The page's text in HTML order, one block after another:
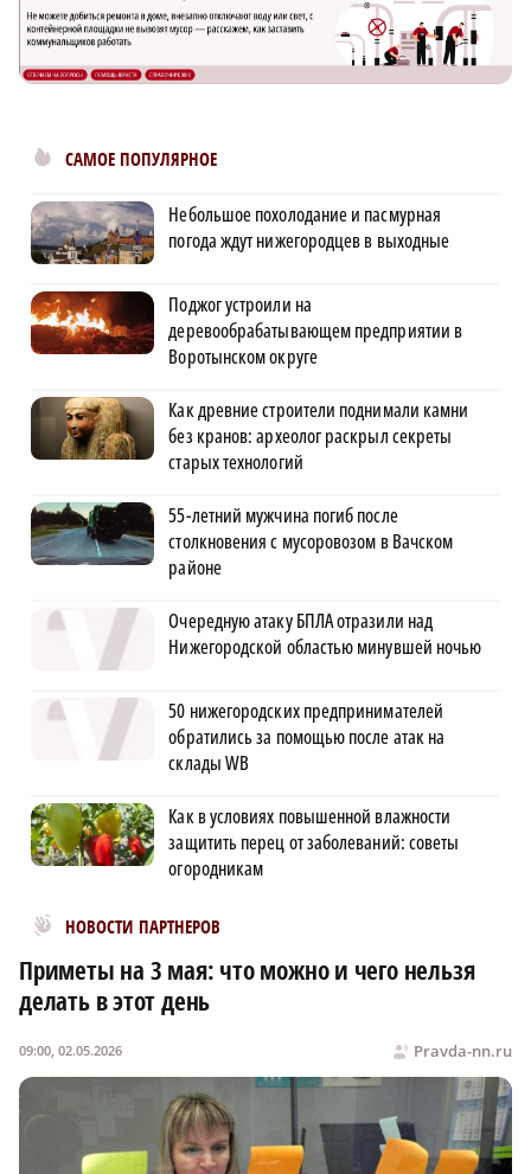
САМОЕ ПОПУЛЯРНОЕ
Небольшое похолодание и пасмурная
погода ждут нижегородцев в выходные
Поджог устроили на
деревообрабатывающем предприятии в
Воротынском округе
Как древние строители поднимали камни
без кранов: археолог раскрыл секреты
старых технологий
55-летний мужчина погиб после
столкновения с мусоровозом в Вачском
районе
Очередную атаку БПЛА отразили над
Нижегородской областью минувшей ночью
50 нижегородских предпринимателей
обратились за помощью после атак на
склады WB
Как в условиях повышенной влажности
защитить перец от заболеваний: советы
огородникам
НОВОСТИ ПАРТНЕРОВ
Новости МирТесен
Приметы на 3 мая: что можно и чего нельзя
делать в этот день
Pravda-nn.ru
09:00, 02.05.2026